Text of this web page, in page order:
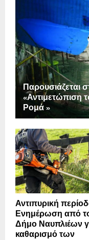
Παρουσιάζεται
«Αντιμετώπιση
Ρομά »
Αντιπυρική
Ενημέρωση από
Δήμο Ναυπλιέων
καθαρισμό των